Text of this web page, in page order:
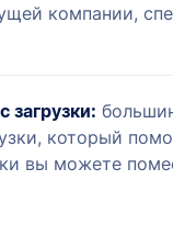
компании,
который
вы можете